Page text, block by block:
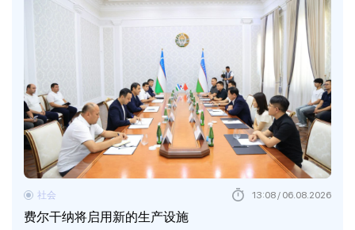
费尔干纳将启用新的生产设施
社会 13:08 / 06.08.2026